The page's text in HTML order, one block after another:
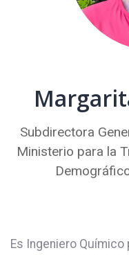
Subdirectora
Ministerio para la
Es Ingeniero